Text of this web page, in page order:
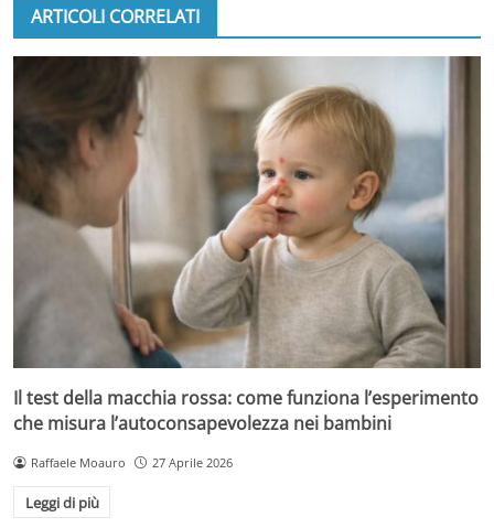
ARTICOLI CORRELATI
Il test della macchia rossa: come funziona l’esperimento
che misura l’autoconsapevolezza nei bambini
Raffaele Moauro 27 Aprile 2026
Leggi di più